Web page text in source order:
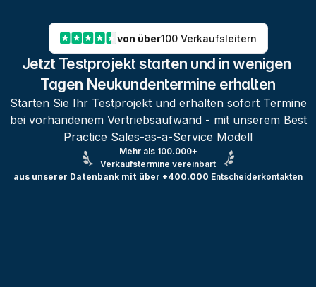
von über100 Verkaufsleitern
Jetzt Testprojekt starten und in wenigen
Tagen Neukundentermine erhalten
Starten Sie Ihr Testprojekt und erhalten sofort Termine
bei vorhandenem Vertriebsaufwand - mit unserem Best
Practice Sales-as-a-Service Modell
Mehr als 100.000+
Verkaufstermine vereinbart
aus unserer Datenbank mit über +400.000 Entscheiderkontakten